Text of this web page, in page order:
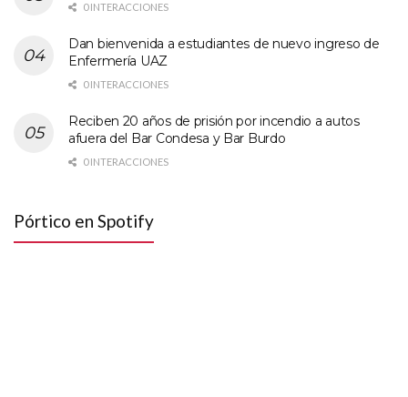
0 INTERACCIONES
Dan bienvenida a estudiantes de nuevo ingreso de
Enfermería UAZ
0 INTERACCIONES
Reciben 20 años de prisión por incendio a autos
afuera del Bar Condesa y Bar Burdo
0 INTERACCIONES
Pórtico en Spotify